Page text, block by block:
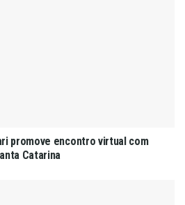
promove encontro virtual com
Catarina